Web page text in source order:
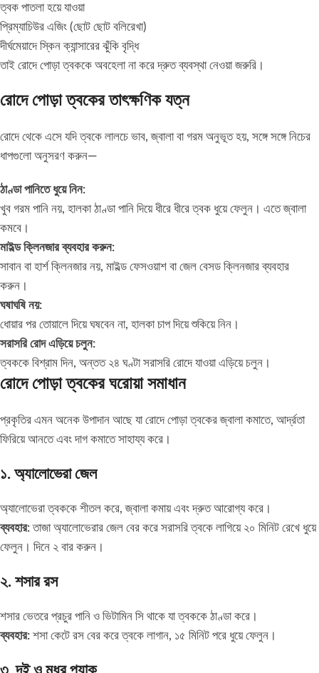
ত্বক পাতলা হয়ে যাওয়া
প্রিম্যাচিউর এজিং (ছোট ছোট বলিরেখা)
দীর্ঘমেয়াদে স্কিন ক্যান্সারের ঝুঁকি বৃদ্ধি
তাই রোদে পোড়া ত্বককে অবহেলা না করে দ্রুত ব্যবস্থা নেওয়া জরুরি।
রোদে পোড়া ত্বকের তাৎক্ষণিক যত্ন
রোদে থেকে এসে যদি ত্বকে লালচে ভাব, জ্বালা বা গরম অনুভূত হয়, সঙ্গে সঙ্গে নিচের
ধাপগুলো অনুসরণ করুন—
ঠাণ্ডা পানিতে ধুয়ে নিন:
খুব গরম পানি নয়, হালকা ঠাণ্ডা পানি দিয়ে ধীরে ধীরে ত্বক ধুয়ে ফেলুন। এতে জ্বালা
কমবে।
মাইল্ড ক্লিনজার ব্যবহার করুন:
সাবান বা হার্শ ক্লিনজার নয়, মাইল্ড ফেসওয়াশ বা জেল বেসড ক্লিনজার ব্যবহার
করুন।
ঘষাঘষি নয়:
ধোয়ার পর তোয়ালে দিয়ে ঘষবেন না, হালকা চাপ দিয়ে শুকিয়ে নিন।
সরাসরি রোদ এড়িয়ে চলুন:
ত্বককে বিশ্রাম দিন, অন্তত ২৪ ঘণ্টা সরাসরি রোদে যাওয়া এড়িয়ে চলুন।
রোদে পোড়া ত্বকের ঘরোয়া সমাধান
প্রকৃতির এমন অনেক উপাদান আছে যা রোদে পোড়া ত্বকের জ্বালা কমাতে, আর্দ্রতা
ফিরিয়ে আনতে এবং দাগ কমাতে সাহায্য করে।
১. অ্যালোভেরা জেল
অ্যালোভেরা ত্বককে শীতল করে, জ্বালা কমায় এবং দ্রুত আরোগ্য করে।
ব্যবহার:তাজা অ্যালোভেরার জেল বের করে সরাসরি ত্বকে লাগিয়ে ২০ মিনিট রেখে ধুয়ে
ফেলুন। দিনে ২ বার করুন।
২. শসার রস
শসার ভেতরে প্রচুর পানি ও ভিটামিন সি থাকে যা ত্বককে ঠাণ্ডা করে।
ব্যবহার: শসা কেটে রস বের করে ত্বকে লাগান, ১৫ মিনিট পরে ধুয়ে ফেলুন।